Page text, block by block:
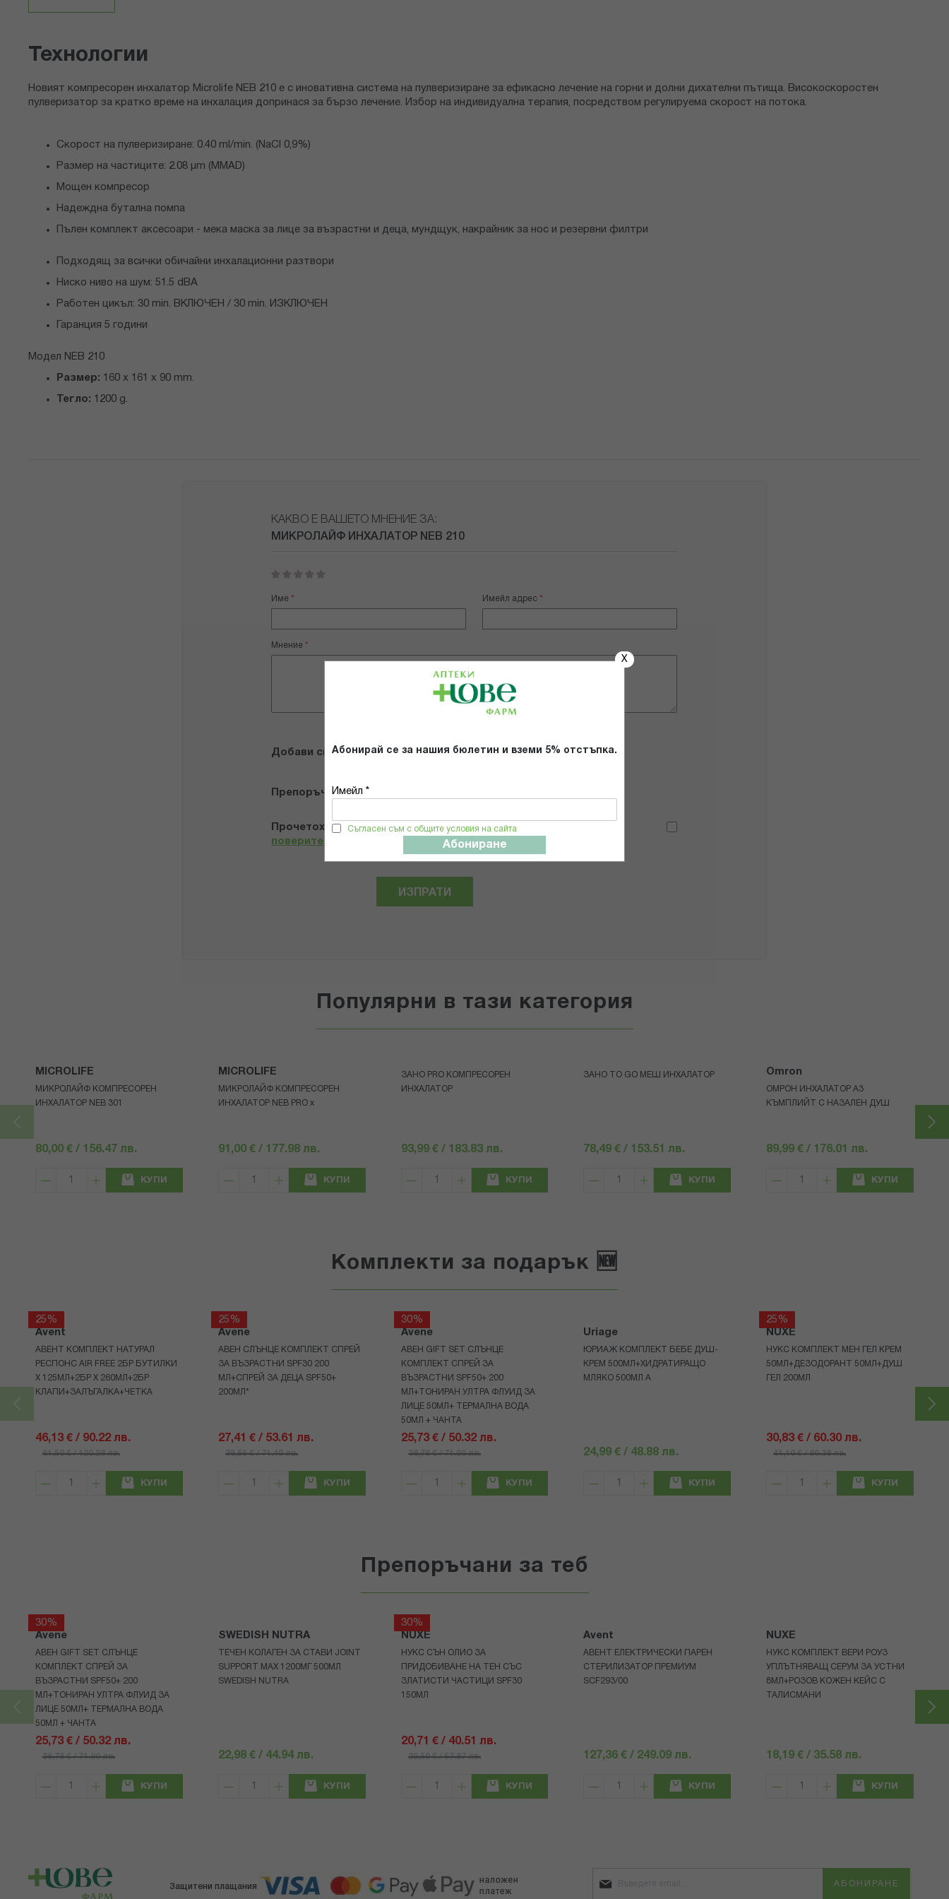
X
Абонирай се за нашия бюлетин и вземи 5% отстъпка.
Имейл *
Съгласен съм с общите условия на сайта
Абониране
Технологии
Новият компресорен инхалатор Microlife NEB 210 е с иновативна система на пулверизиране за ефикасно лечение на горни и долни дихателни пътища. Високоскоростен
пулверизатор за кратко време на инхалация допринася за бързо лечение. Избор на индивидуална терапия, посредством регулируема скорост на потока.
Скорост на пулверизиране: 0.40 ml/min. (NaCI 0,9%)
Размер на частиците: 2.08 µm (MMAD)
Мощен компресор
Надеждна бутална помпа
Пълен комплект аксесоари - мека маска за лице за възрастни и деца, мундщук, накрайник за нос и резервни филтри
Подходящ за всички обичайни инхалационни разтвори
Ниско ниво на шум: 51.5 dBA
Работен цикъл: 30 min. ВКЛЮЧЕН / 30 min. ИЗКЛЮЧЕН
Гаранция 5 години
Модел NEB 210
Размер: 160 x 161 x 90 mm.
Тегло: 1200 g.
КАКВО Е ВАШЕТО МНЕНИЕ ЗА:
МИКРОЛАЙФ ИНХАЛАТОР NEB 210
star
stars
stars
stars
stars
Име Имейл адрес
Мнение
Добави снимки
Препоръчвам продукта
Прочетох и се съгласявам сОбщите условия и политиката за
поверителност
ИЗПРАТИ
Популярни в тази категория
MICROLIFE
МИКРОЛАЙФ КОМПРЕСОРЕН
ИНХАЛАТОР NEB 301
80,00 € / 156.47 лв.
КУПИ
MICROLIFE
МИКРОЛАЙФ КОМПРЕСОРЕН
ИНХАЛАТОР NEB PRO х
91,00 € / 177.98 лв.
КУПИ
ЗАНО PRO КОМПРЕСОРЕН
ИНХАЛАТОР
93,99 € / 183.83 лв.
КУПИ
ЗАНО TO GO МЕШ ИНХАЛАТОР
78,49 € / 153.51 лв.
КУПИ
Omron
ОМРОН ИНХАЛАТОР А3
КЪМПЛИЙТ С НАЗАЛЕН ДУШ
89,99 € / 176.01 лв.
КУПИ
Комплекти за подарък 🆕
25%
Avent
АВЕНТ КОМПЛЕКТ НАТУРАЛ
РЕСПОНС AIR FREE 2БР БУТИЛКИ
Х 125МЛ+2БР Х 260МЛ+2БР
КЛАПИ+ЗАЛЪГАЛКА+ЧЕТКА
46,13 € / 90.22 лв.
61,50 € / 120.28 лв.
КУПИ
25%
Avene
АВЕН СЛЪНЦЕ КОМПЛЕКТ СПРЕЙ
ЗА ВЪЗРАСТНИ SPF30 200
МЛ+СПРЕЙ ЗА ДЕЦА SPF50+
200МЛ*
27,41 € / 53.61 лв.
36,55 € / 71.49 лв.
КУПИ
30%
Avene
АВЕН GIFT SET СЛЪНЦЕ
КОМПЛЕКТ СПРЕЙ ЗА
ВЪЗРАСТНИ SPF50+ 200
МЛ+ТОНИРАН УЛТРА ФЛУИД ЗА
ЛИЦЕ 50МЛ+ ТЕРМАЛНА ВОДА
50МЛ + ЧАНТА
25,73 € / 50.32 лв.
36,76 € / 71.90 лв.
КУПИ
Uriage
ЮРИАЖ КОМПЛЕКТ БЕБЕ ДУШ-
КРЕМ 500МЛ+ХИДРАТИРАЩО
МЛЯКО 500МЛ A
24,99 € / 48.88 лв.
КУПИ
25%
NUXE
НУКС КОМПЛЕКТ МЕН ГЕЛ КРЕМ
50МЛ+ДЕЗОДОРАНТ 50МЛ+ДУШ
ГЕЛ 200МЛ
30,83 € / 60.30 лв.
41,10 € / 80.38 лв.
КУПИ
Препоръчани за теб
30%
Avene
АВЕН GIFT SET СЛЪНЦЕ
КОМПЛЕКТ СПРЕЙ ЗА
ВЪЗРАСТНИ SPF50+ 200
МЛ+ТОНИРАН УЛТРА ФЛУИД ЗА
ЛИЦЕ 50МЛ+ ТЕРМАЛНА ВОДА
50МЛ + ЧАНТА
25,73 € / 50.32 лв.
36,76 € / 71.90 лв.
КУПИ
SWEDISH NUTRA
ТЕЧЕН КОЛАГЕН ЗА СТАВИ JOINT
SUPPORT MAX 1200МГ 500МЛ
SWEDISH NUTRA
22,98 € / 44.94 лв.
КУПИ
30%
NUXE
НУКС СЪН ОЛИО ЗА
ПРИДОБИВАНЕ НА ТЕН СЪС
ЗЛАТИСТИ ЧАСТИЦИ SPF30
150МЛ
20,71 € / 40.51 лв.
29,59 € / 57.87 лв.
КУПИ
Avent
АВЕНТ ЕЛЕКТРИЧЕСКИ ПАРЕН
СТЕРИЛИЗАТОР ПРЕМИУМ
SCF293/00
127,36 € / 249.09 лв.
КУПИ
NUXE
НУКС КОМПЛЕКТ ВЕРИ РОУЗ
УПЛЪТНЯВАЩ СЕРУМ ЗА УСТНИ
8МЛ+РОЗОВ КОЖЕН КЕЙС С
ТАЛИСМАНИ
18,19 € / 35.58 лв.
КУПИ
Защитени плащания АБОНИРАНЕ